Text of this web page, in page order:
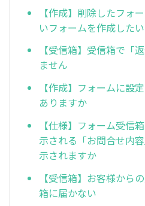
【作成】削除したフォ
いフォームを作成したい
【受信箱】受信箱で「
ません
【作成】フォームに設
ありますか
【仕様】フォーム受信
示される「お問合せ内
示されますか
【受信箱】お客様から
箱に届かない